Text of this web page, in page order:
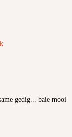
gedig... baie mooi